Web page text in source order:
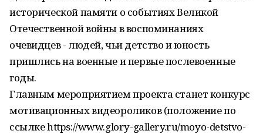
исторической памяти о событиях Великой
Отечественной войны в воспоминаниях
очевидцев - людей, чьи детство и юность
пришлись на военные и первые послевоенные
годы.
Главным мероприятием проекта станет конкурс
мотивационных видеороликов (положение по
ссылке https://www.glory-gallery.ru/moyo-detstvo-